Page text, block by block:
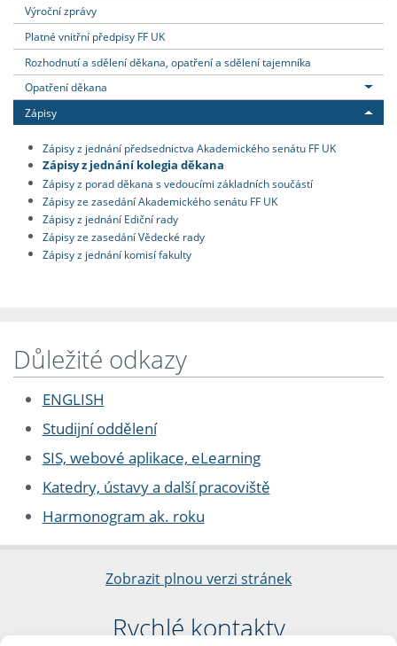
Výroční zprávy
Platné vnitřní předpisy FF UK
Rozhodnutí a sdělení děkana, opatření a sdělení tajemníka
Opatření děkana
Zápisy
Zápisy z jednání předsednictva Akademického senátu FF UK
Zápisy z jednání kolegia děkana
Zápisy z porad děkana s vedoucími základních součástí
Zápisy ze zasedání Akademického senátu FF UK
Zápisy z jednání Ediční rady
Zápisy ze zasedání Vědecké rady
Zápisy z jednání komisí fakulty
Důležité odkazy
ENGLISH
Studijní oddělení
SIS, webové aplikace, eLearning
Katedry, ústavy a další pracoviště
Harmonogram ak. roku
Zobrazit plnou verzi stránek
Rychlé kontakty